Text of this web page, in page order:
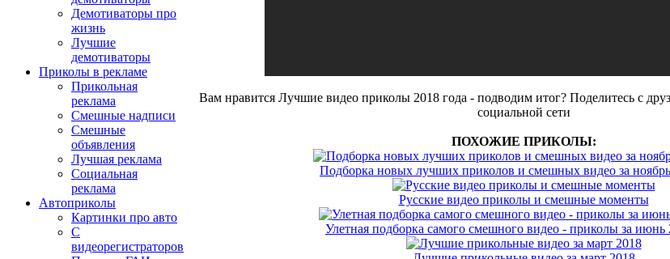
Демотиваторы про
жизнь
Лучшие
демотиваторы
Приколы в рекламе
Прикольная
реклама
Смешные надписи
Смешные
объявления
Лучшая реклама
Социальная
реклама
Автоприколы
Картинки про авто
С
видеорегистраторов
Вам нравится Лучшие видео приколы 2018 года - подводим итог? Поделитесь с
социальной сети
ПОХОЖИЕ ПРИКОЛЫ:
Подборка новых лучших приколов и смешных видео за
Русские видео приколы и смешные моменты
Улетная подборка самого смешного видео - приколы за июнь